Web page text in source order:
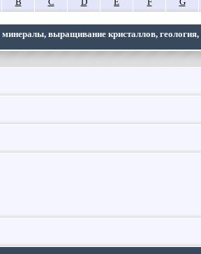
выращивание кристаллов, геология,